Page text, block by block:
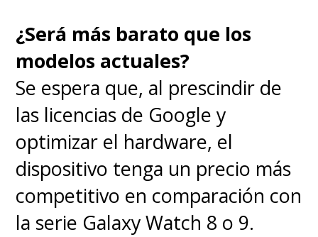
TikTok, Instagram, YouTube,
Snapchat, Facebook y X, entre
otras.
¿Qué servicios quedan fuera?
WhatsApp y Signal están
excluidos por ser herramientas
de comunicación directa.
¿Quién supervisará el
¿Será más barato que los
modelos actuales?
Se espera que, al prescindir de
las licencias de Google y
optimizar el hardware, el
dispositivo tenga un precio más
competitivo en comparación con
la serie Galaxy Watch 8 o 9.